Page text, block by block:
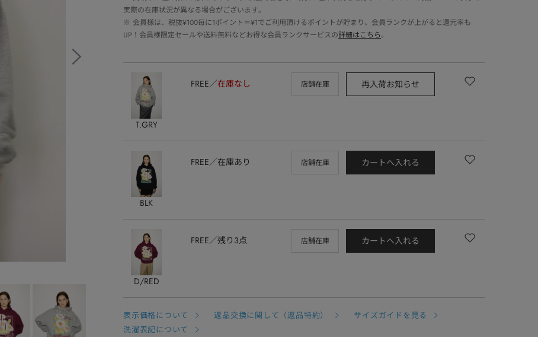
実際の在庫状況が異なる場合がございます。
※ 会員様は、税抜¥100毎に1ポイント＝¥1でご利用頂けるポイントが貯まり、会員ランクが上がると還元率も
UP！会員様限定セールや送料無料などお得な会員ランクサービスの詳細はこちら。
T.GRY
FREE 在庫なし 店舗在庫 再入荷お知らせ
BLK
FREE 在庫あり 店舗在庫 カートへ入れる
D/RED
FREE 残り3点 店舗在庫 カートへ入れる
表示価格について 返品交換に関して（返品特約）
サイズガイドを見る
洗濯表記について